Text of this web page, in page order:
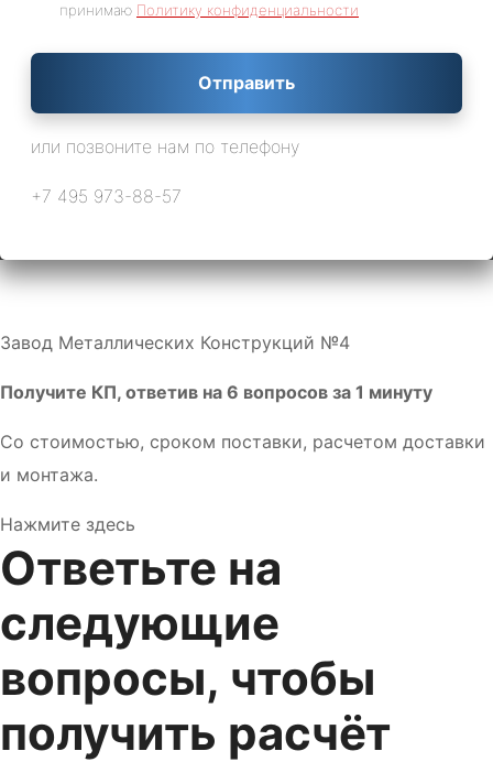
принимаю Политику конфиденциальности
Отправить
или позвоните нам по телефону
+7 495 973-88-57
Завод Металлических Конструкций №4
Получите КП, ответив на 6 вопросов за 1 минуту
Со стоимостью, сроком поставки, расчетом доставки
и монтажа.
Нажмите здесь
Ответьте на
следующие
вопросы, чтобы
получить расчёт